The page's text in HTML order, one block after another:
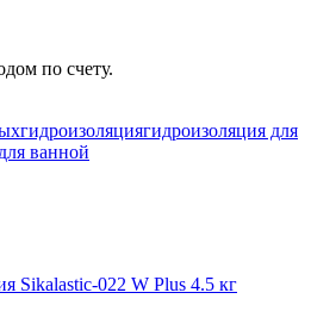
по счету.
гидроизоляциягидроизоляция для
ванной
Sikalastic-022 W Plus 4.5 кг